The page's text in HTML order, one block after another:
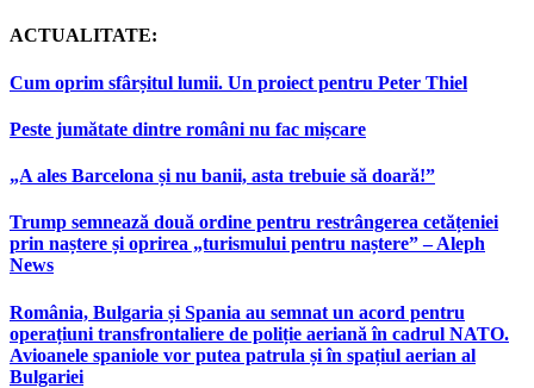
ACTUALITATE:
Cum oprim sfârșitul lumii. Un proiect pentru Peter Thiel
Peste jumătate dintre români nu fac mișcare
„A ales Barcelona și nu banii, asta trebuie să doară!”
Trump semnează două ordine pentru restrângerea cetățeniei
prin naștere și oprirea „turismului pentru naștere” – Aleph
News
România, Bulgaria și Spania au semnat un acord pentru
operațiuni transfrontaliere de poliție aeriană în cadrul NATO.
Avioanele spaniole vor putea patrula și în spațiul aerian al
Bulgariei